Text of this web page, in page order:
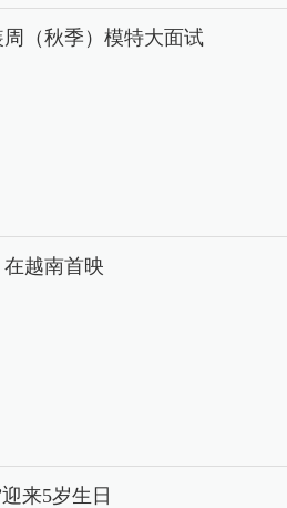
周（秋季）模特大面试
在越南首映
来5岁生日